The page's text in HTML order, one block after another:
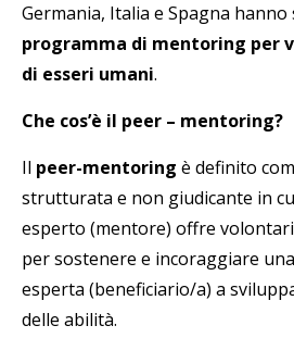
Germania, Italia e Spagna
programma di mentoring
di esseri umani.
Che cos’è il peer – mentoring?
Il peer-mentoring è definito
strutturata e non giudicante in
esperto (mentore) offre
per sostenere e incoraggiare
esperta (beneficiario/a) a
delle abilità.